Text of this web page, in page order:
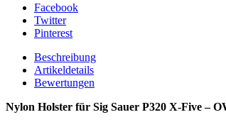
Facebook
Twitter
Pinterest
Beschreibung
Artikeldetails
Bewertungen
Nylon Holster für Sig Sauer P320 X-Five –